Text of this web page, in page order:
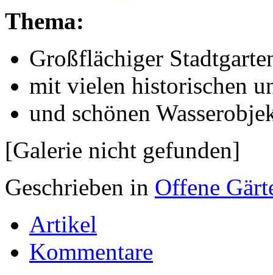
Thema:
Großflächiger
mit vielen historischen
und schönen
[Galerie nicht gefunden]
Geschrieben in Offene
Artikel
Kommentare